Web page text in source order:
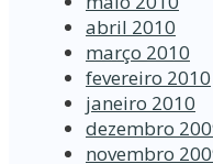
abril 2010
março 2010
fevereiro 2010
janeiro 2010
dezembro
novembro